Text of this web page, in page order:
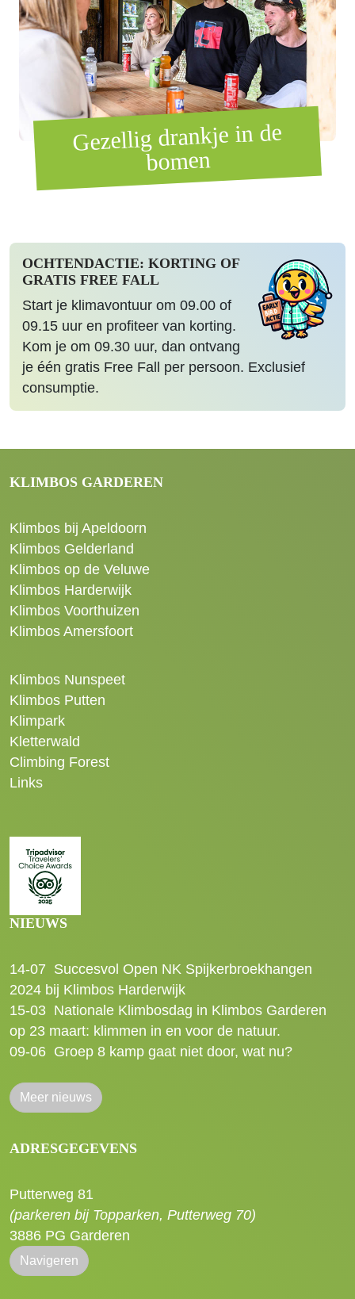
Gezellig drankje in de
bomen
OCHTENDACTIE: KORTING OF
GRATIS FREE FALL
Start je klimavontuur om 09.00 of
09.15 uur en profiteer van korting.
Kom je om 09.30 uur, dan ontvang
je één gratis Free Fall per persoon. Exclusief
consumptie.
KLIMBOS GARDEREN
Klimbos bij Apeldoorn
Klimbos Gelderland
Klimbos op de Veluwe
Klimbos Harderwijk
Klimbos Voorthuizen
Klimbos Amersfoort
Klimbos Nunspeet
Klimbos Putten
Klimpark
Kletterwald
Climbing Forest
Links
NIEUWS
14-07 Succesvol Open NK Spijkerbroekhangen
2024 bij Klimbos Harderwijk
15-03 Nationale Klimbosdag in Klimbos Garderen
op 23 maart: klimmen in en voor de natuur.
09-06 Groep 8 kamp gaat niet door, wat nu?
Meer nieuws
ADRESGEGEVENS
Putterweg 81
(parkeren bij Topparken, Putterweg 70)
3886 PG Garderen
Navigeren